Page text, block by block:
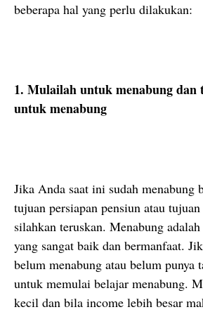
beberapa hal yang perlu dilakukan:
1. Mulailah untuk menabung dan
untuk menabung
Jika Anda saat ini sudah menabung
tujuan persiapan pensiun atau
silahkan teruskan. Menabung
yang sangat baik dan bermanfaat.
belum menabung atau belum punya
untuk memulai belajar menabung.
kecil dan bila income lebih besar